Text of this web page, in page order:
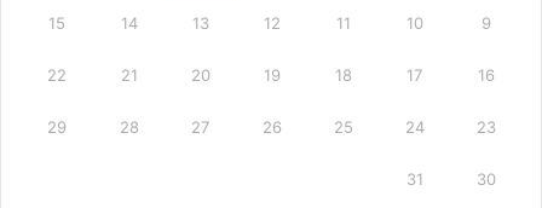
9
10
11
12
13
14
15
16
17
18
19
20
21
22
23
24
25
26
27
28
29
30
31